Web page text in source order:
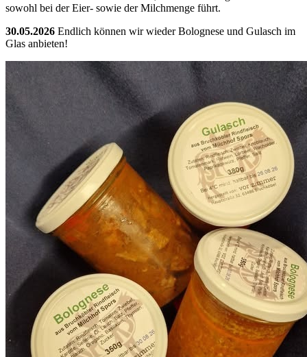
sowohl bei der Eier- sowie der Milchmenge führt.
30.05.2026 Endlich können wir wieder Bolognese und Gulasch im
Glas anbieten!